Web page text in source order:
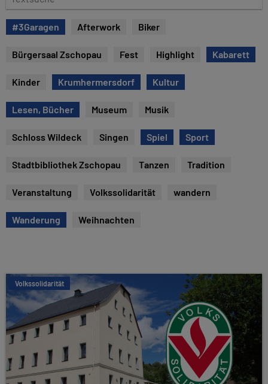
e
x
t
e
#3Garagen Afterwork Biker
Bürgersaal Zschopau Fest Highlight Kabarett
Kinder Krumhermersdorf Kultur
Lesen, Bücher Museum Musik
Schloss Wildeck Singen Spiel Sport
Stadtbibliothek Zschopau Tanzen Tradition
Veranstaltung Volkssolidarität wandern
Wanderung Weihnachten
Volkssolidarität